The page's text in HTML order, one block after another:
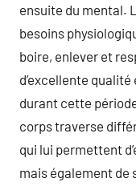
ensuite du mental.
besoins
boire, enlever et
d’excellente
durant cette
corps traverse
qui lui permettent
mais également de